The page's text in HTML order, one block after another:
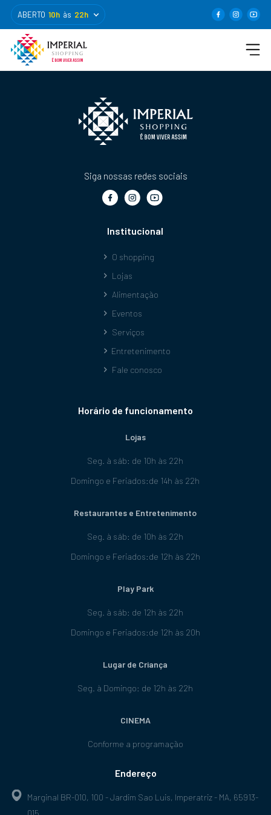
ABERTO 10h às 22h
Siga nossas redes sociais
Institucional
O shopping
Lojas
Alimentação
Eventos
Serviços
Entretenimento
Fale conosco
Horário de funcionamento
Lojas
Seg. à sáb: de 10h às 22h
Domingo e Feriados:de 14h às 22h
Restaurantes e Entretenimento
Seg. à sáb: de 10h às 22h
Domingo e Feriados:de 12h às 22h
Play Park
Seg. à sáb: de 12h às 22h
Domingo e Feriados:de 12h às 20h
Lugar de Criança
Seg. à Domingo: de 12h às 22h
CINEMA
Conforme a programação
Endereço
Marginal BR-010, 100 - Jardim Sao Luis, Imperatriz - MA, 65913-
015